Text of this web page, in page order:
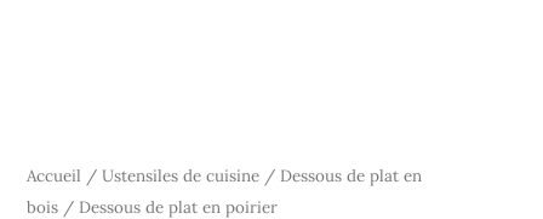
Accueil /Ustensiles de cuisine / Dessous de plat en
bois / Dessous de plat en poirier